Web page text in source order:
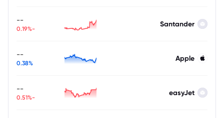
Santander
--
-0.19%
Apple
--
0.38%
easyJet
--
-0.51%